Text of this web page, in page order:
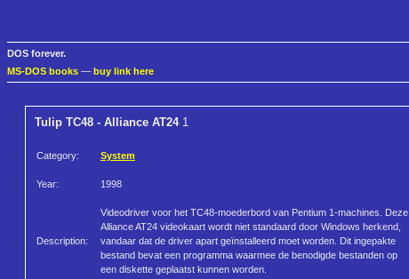
DOS forever.
MS-DOS books — buy link here
Tulip TC48 - Alliance AT241
Category: System
Year: 1998
Description:
Videodriver voor het TC48-moederbord van Pentium 1-machines. Deze
Alliance AT24 videokaart wordt niet standaard door Windows herkend,
vandaar dat de driver apart geïnstalleerd moet worden. Dit ingepakte
bestand bevat een programma waarmee de benodigde bestanden op
een diskette geplaatst kunnen worden.